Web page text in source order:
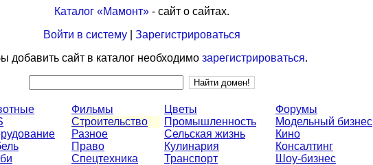
Каталог «Мамонт»- сайт о сайтах.
Войти в систему| Зарегистрироваться
добавить сайт в каталог необходимо зарегистрироваться.
Фильмы
Строительство
Разное
Право
Спецтехника
Цветы
Промышленность
Сельская жизнь
Кулинария
Транспорт
Форумы
Модельный бизнес
Кино
Консалтинг
Шоу-бизнес